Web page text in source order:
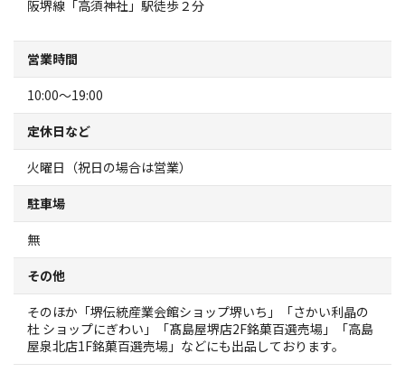
ようこそ堺へ！
地図から探す
スポット検索
観光案内所
堺おもてなしチケット
お役立ち情報紹介
阪堺線「高須神社」駅徒歩２分
営業時間
10:00～19:00
定休日など
火曜日（祝日の場合は営業）
駐車場
無
その他
そのほか「堺伝統産業会館ショップ堺いち」「さかい利晶の
杜 ショップにぎわい」「髙島屋堺店2F銘菓百選売場」「高島
屋泉北店1F銘菓百選売場」などにも出品しております。